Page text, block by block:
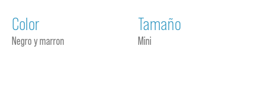
Color
Negro y marron
Tamaño
Mini